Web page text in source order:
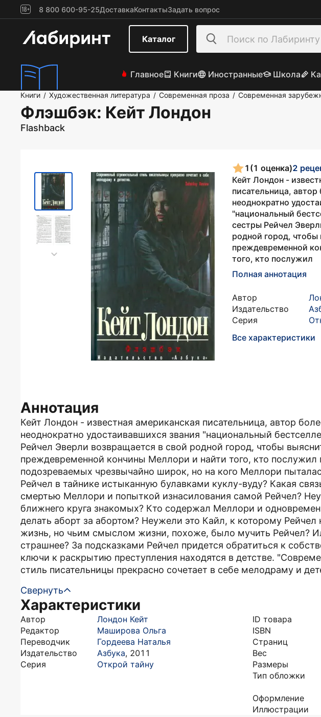
8 800 600-95-25ДоставкаКонтактыЗадать вопрос
Каталог
Главное Книги Иностранные Школа
Книги / Художественная литература / Современная проза / Современная
Флэшбэк: Кейт Лондон
Flashback
1 (1 оценка)2
Кейт Лондон -
писательница, автор
неоднократно
"национальный
сестры Рейчел
родной город, чтобы
преждевременной
того, кто послужил
Полная аннотация
Автор
Издательство
Серия
Все характеристики
Аннотация
Кейт Лондон - известная американская писательница, автор
неоднократно удостаивавшихся звания "национальный
Рейчел Эверли возвращается в свой родной город, чтобы
преждевременной кончины Меллори и найти того, кто послужил
подозреваемых чрезвычайно широк, но на кого Меллори
Рейчел в тайнике истыканную булавками куклу-вуду? Какая
смертью Меллори и попыткой изнасилования самой Рейчел?
ближнего круга знакомых? Кто содержал Меллори и
делать аборт за абортом? Неужели это Кайл, к которому
жизнь, но чьим смыслом жизни, похоже, было мучить Рейчел?
страшнее? За подсказками Рейчел придется обратиться к
ключи к раскрытию преступления находятся в детстве.
стиль писательницы прекрасно сочетает в себе мелодраму и
Свернуть
Характеристики
Автор
Лондон Кейт
Редактор
Маширова Ольга
Переводчик
Гордеева Наталья
Издательство
Азбука, 2011
Серия
Открой тайну
ID товара
ISBN
Страниц
Вес
Размеры
Тип обложки
Оформление
Иллюстрации